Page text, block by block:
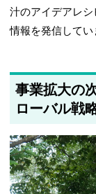
汁のアイデアレ
情報を発信してい
事業拡大の
ローバル戦